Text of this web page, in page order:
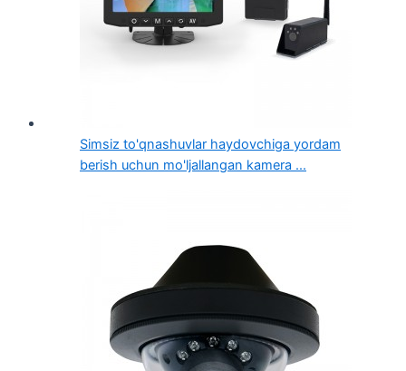
Simsiz to'qnashuvlar haydovchiga yordam
berish uchun mo'ljallangan kamera ...